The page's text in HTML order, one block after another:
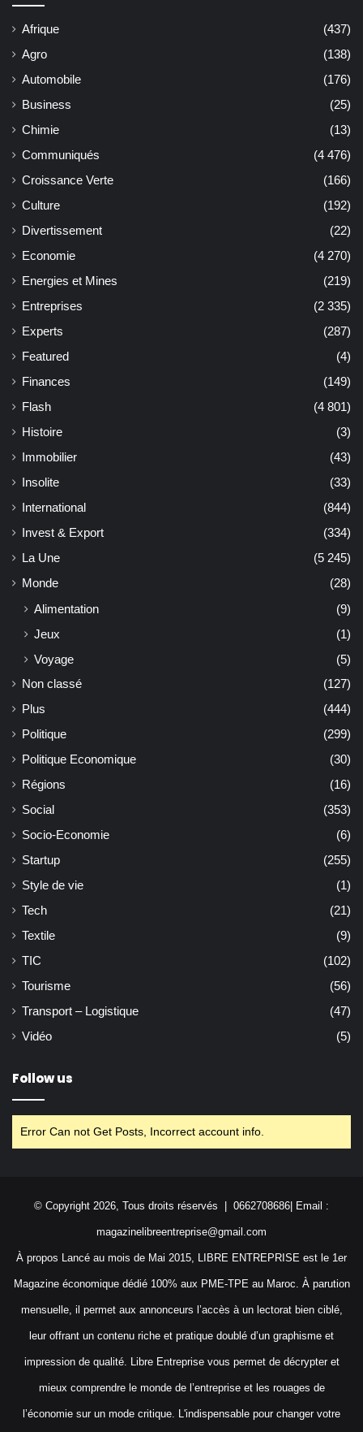
Afrique
(437)
Agro
(138)
Automobile
(176)
Business
(25)
Chimie
(13)
Communiqués
(4 476)
Croissance Verte
(166)
Culture
(192)
Divertissement
(22)
Economie
(4 270)
Energies et Mines
(219)
Entreprises
(2 335)
Experts
(287)
Featured
(4)
Finances
(149)
Flash
(4 801)
Histoire
(3)
Immobilier
(43)
Insolite
(33)
International
(844)
Invest & Export
(334)
La Une
(5 245)
Monde
(28)
Alimentation
(9)
Jeux
(1)
Voyage
(5)
Non classé
(127)
Plus
(444)
Politique
(299)
Politique Economique
(30)
Régions
(16)
Social
(353)
Socio-Economie
(6)
Startup
(255)
Style de vie
(1)
Tech
(21)
Textile
(9)
TIC
(102)
Tourisme
(56)
Transport – Logistique
(47)
Vidéo
(5)
Follow us
Error Can not Get Posts, Incorrect account info.
© Copyright 2026, Tous droits réservés | 0662708686| Email :
magazinelibreentreprise@gmail.com
À propos Lancé au mois de Mai 2015, LIBRE ENTREPRISE est le 1er
Magazine économique dédié 100% aux PME-TPE au Maroc. À parution
mensuelle, il permet aux annonceurs l’accès à un lectorat bien ciblé,
leur offrant un contenu riche et pratique doublé d’un graphisme et
impression de qualité. Libre Entreprise vous permet de décrypter et
mieux comprendre le monde de l’entreprise et les rouages de
l’économie sur un mode critique. L'indispensable pour changer votre